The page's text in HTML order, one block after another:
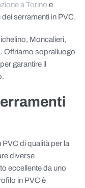
a Torino e
serramenti in PVC.
Moncalieri,
Offriamo sopralluogo
garantire il
di qualità per la
diverse
eccellente da uno
in PVC è